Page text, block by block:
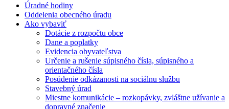
Úradné hodiny
Oddelenia obecného úradu
Ako vybaviť
Dotácie z rozpočtu obce
Dane a poplatky
Evidencia obyvateľstva
Určenie a rušenie súpisného čísla, súpisného a
orientačného čísla
Posúdenie odkázanosti na sociálnu službu
Stavebný úrad
Miestne komunikácie – rozkopávky, zvláštne užívanie a
dopravné značenie